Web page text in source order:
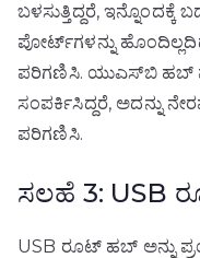
ಬಳಸುತ್ತಿದ್ದರೆ,
ಪೋರ್ಟ್‌ಗಳನ್ನು
ಪರಿಗಣಿಸಿ. ಯುಎಸ್‌ಬಿ ಹಬ್
ಸಂಪರ್ಕಿಸಿದ್ದರೆ, ಅದನ್ನು
ಪರಿಗಣಿಸಿ.
ಸಲಹೆ 3: USB
USB ರೂಟ್ ಹಬ್ ಅನ್ನು